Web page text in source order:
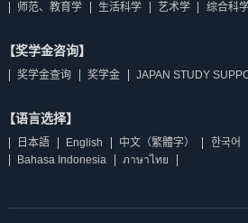
师范、教育学
生活科学 艺术学 综合科
【奖学金咨询】
奖学金查询 奖学金 JAPAN STUDY
【语言选择】
日本語 English 中文（繁體字） 한국어
Bahasa Indonesia
ภาษาไทย